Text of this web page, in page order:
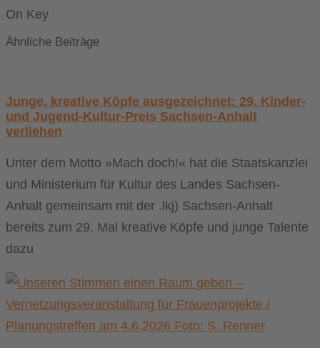
On Key
Ähnliche Beiträge
Junge, kreative Köpfe ausgezeichnet: 29. Kinder-
und Jugend-Kultur-Preis Sachsen-Anhalt
verliehen
Unter dem Motto »Mach doch!« hat die Staatskanzlei
und Ministerium für Kultur des Landes Sachsen-
Anhalt gemeinsam mit der .lkj) Sachsen-Anhalt
bereits zum 29. Mal kreative Köpfe und junge Talente
dazu